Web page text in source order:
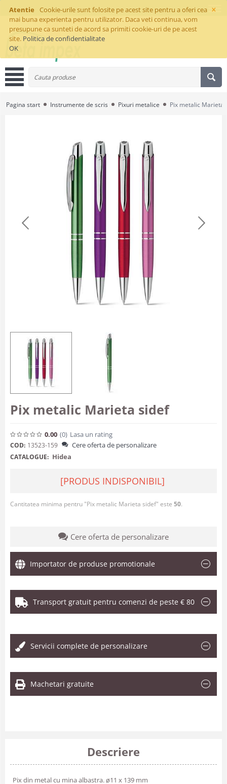
×
Atentie
Cookie-urile sunt folosite pe acest site pentru a oferi cea
mai buna experienta pentru utilizator. Daca veti continua, vom
presupune ca sunteti de acord sa primiti cookie-uri de pe acest
site. Politica de confidentialitate
OK
Pagina start Instrumente de scris Pixuri metalice Pix metalic Marieta
Pix metalic Marieta sidef
0.00 (0) Lasa un rating
COD: 13523-159 Cere oferta de personalizare
CATALOGUE: Hidea
[PRODUS INDISPONIBIL]
Cantitatea minima pentru "Pix metalic Marieta sidef" este 50.
Cere oferta de personalizare
Importator de produse promotionale
Transport gratuit pentru comenzi de peste € 80
Servicii complete de personalizare
Machetari gratuite
Descriere
Pix din metal cu mina albastra. ø11 x 139 mm